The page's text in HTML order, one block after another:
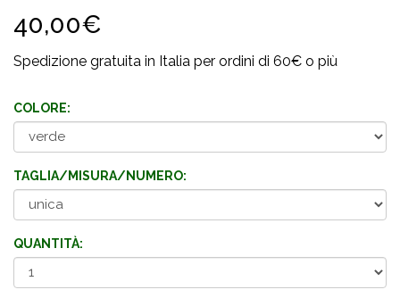
40,00€
Spedizione gratuita in Italia per ordini di 60€ o più
COLORE:
TAGLIA/MISURA/NUMERO:
QUANTITÀ: